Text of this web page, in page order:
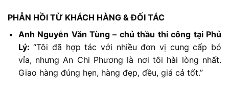
PHẢN HỒI TỪ KHÁCH HÀNG &ĐỐI TÁC
Anh Nguyễn VănTùng – chủthầu thicông tại Phủ
Lý: “Tôiđã hợptácvới nhiềuđơnvị cungcấp bó
vỉa, nhưngAn Chi Phương là nơitôi hài lòng nhất.
Giao hàng đúng hẹn, hàng đẹp, đều, giá cả tốt.”